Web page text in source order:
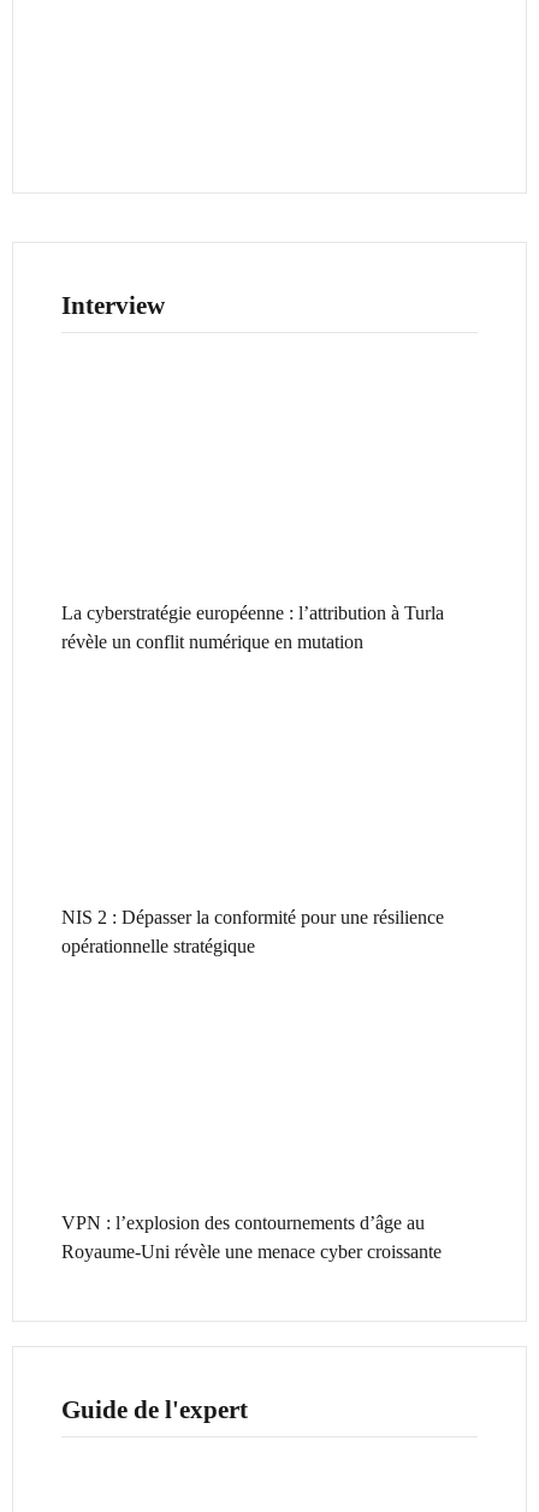
Interview
La cyberstratégie européenne : l’attribution à Turla
révèle un conflit numérique en mutation
NIS 2 : Dépasser la conformité pour une résilience
opérationnelle stratégique
VPN : l’explosion des contournements d’âge au
Royaume-Uni révèle une menace cyber croissante
Guide de l'expert